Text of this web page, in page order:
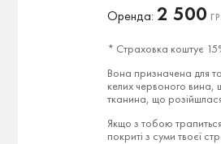
Оренда: 2 500
* Страховка коштує
Вона призначена для
келих червоного вина,
тканина, що
Якщо з тобою
покриті з суми твоєї